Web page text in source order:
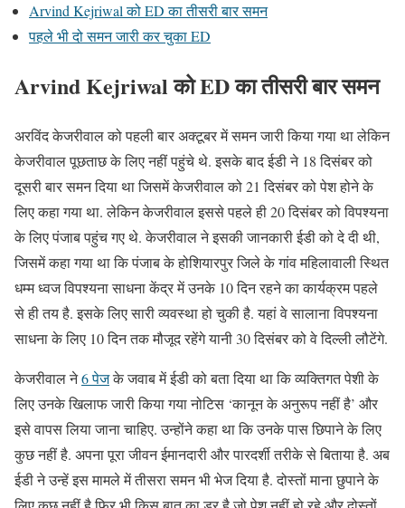
Arvind Kejriwal को ED का तीसरी बार समन
पहले भी दो समन जारी कर चुका ED
Arvind Kejriwal को ED का तीसरी बार समन
अरविंद केजरीवाल को पहली बार अक्टूबर में समन जारी किया गया था लेकिन
केजरीवाल पूछताछ के लिए नहीं पहुंचे थे. इसके बाद ईडी ने 18 दिसंबर को
दूसरी बार समन दिया था जिसमें केजरीवाल को 21 दिसंबर को पेश होने के
लिए कहा गया था. लेकिन केजरीवाल इससे पहले ही 20 दिसंबर को विपश्यना
के लिए पंजाब पहुंच गए थे. केजरीवाल ने इसकी जानकारी ईडी को दे दी थी,
जिसमें कहा गया था कि पंजाब के होशियारपुर जिले के गांव महिलावाली स्थित
धम्म ध्वज विपश्यना साधना केंद्र में उनके 10 दिन रहने का कार्यक्रम पहले
से ही तय है. इसके लिए सारी व्यवस्था हो चुकी है. यहां वे सालाना विपश्यना
साधना के लिए 10 दिन तक मौजूद रहेंगे यानी 30 दिसंबर को वे दिल्ली लौटेंगे.
केजरीवाल ने6 पेजके जवाब में ईडी को बता दिया था कि व्यक्तिगत पेशी के
लिए उनके खिलाफ जारी किया गया नोटिस ‘कानून के अनुरूप नहीं है’ और
इसे वापस लिया जाना चाहिए. उन्होंने कहा था कि उनके पास छिपाने के लिए
कुछ नहीं है. अपना पूरा जीवन ईमानदारी और पारदर्शी तरीके से बिताया है. अब
ईडी ने उन्हें इस मामले में तीसरा समन भी भेज दिया है. दोस्तों माना छुपाने के